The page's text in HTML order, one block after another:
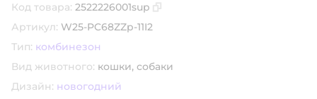
Код товара: 2522226001sup
Артикул: W25-PC68ZZp-11I2
Тип: комбинезон
Вид животного: кошки, собаки
Дизайн: новогодний